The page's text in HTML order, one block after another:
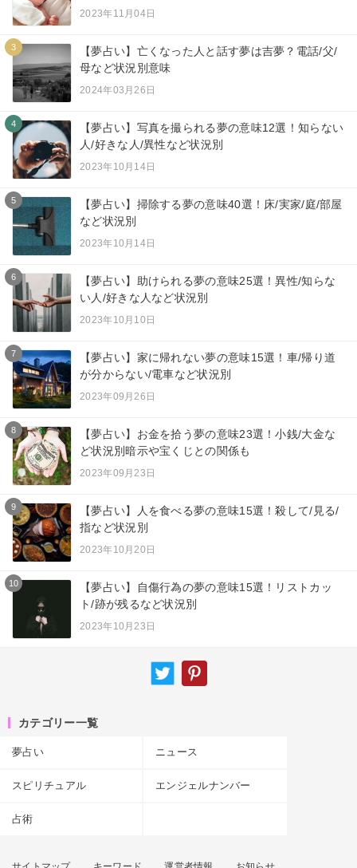
2023年11月04日
3
【夢占い】亡くなった人と話す夢は吉夢？電話/父/
母など状況別意味
2024年03月26日
4
【夢占い】写真を撮られる夢の意味12選！知らない
人/好きな人/異性など状況別
2023年10月14日
5
【夢占い】掃除する夢の意味40選！床/実家/庭/部屋
など状況別
2023年10月14日
6
【夢占い】助けられる夢の意味25選！異性/知らな
い人/好きな人など状況別
2023年10月10日
7
【夢占い】家に帰れない夢の意味15選！車/帰り道
が分からない/電車など状況別
2023年09月26日
8
【夢占い】お金を拾う夢の意味23選！小銭/大金な
ど状況別暗示や宝くじとの関係も
2023年09月23日
9
【夢占い】人を食べる夢の意味15選！殺して/見る/
指など状況別
2023年10月20日
10
【夢占い】自傷行為の夢の意味15選！リストカッ
ト/跡が残るなど状況別
2023年10月23日
カテゴリー一覧
夢占い ニュース
スピリチュアル エンジェルナンバー
占術